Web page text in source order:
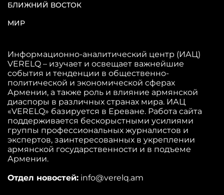
БЛИЖНИЙ ВОСТОК
МИР
Информационно-аналитический центр (ИАЦ)
VERELQ – изучает и освещает важнейшие
события и тенденции в общественно-
политической и экономической сферах
Армении, а также роль и влияние армянской
диаспоры в различных странах мира. ИАЦ
«VERELQ» базируется в Ереване. Работа сайта
поддерживается бескорыстными усилиями
группы профессиональных журналистов и
экспертов, заинтересованных в укреплении
армянской государственности и в подъеме
Армении.
Отдел новостей: info@verelq.am